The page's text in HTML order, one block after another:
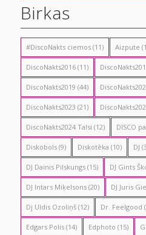
Birkas
#DiscoNakts ciemos(11) Aizpute
DiscoNakts2016(11)
DiscoNakts2019 (44)
DiscoNakts2023 (21)
DiscoNakts2024 Talsi (12) DISCO
Diskobols(9) Diskotēka (10) DJ
DJ Dainis Pilskungs(15) DJ Gints
DJ Intars Miķelsons(20) DJ Juris
Dj Uldis Ozoliņš(12) Dr. Feelgood
Edgars Polis(14) Edphoto (15)